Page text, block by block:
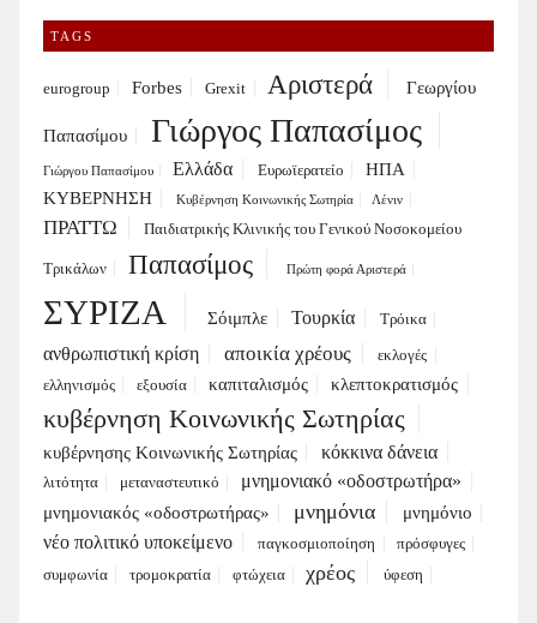
TAGS
eurogroup Forbes Grexit Αριστερά Γεωργίου
Παπασίμου Γιώργος Παπασίμος
Γιώργου Παπασίμου Ελλάδα Ευρωϊερατείο
ΗΠΑ
ΚΥΒΕΡΝΗΣΗ
Κυβέρνηση Κοινωνικής Σωτηρία Λένιν
ΠΡΑΤΤΩ Παιδιατρικής Κλινικής του Γενικού Νοσοκομείου
Τρικάλων Παπασίμος Πρώτη φορά Αριστερά
ΣΥΡΙΖΑ Σόιμπλε Τουρκία Τρόικα
ανθρωπιστική κρίση αποικία χρέους
εκλογές
ελληνισμός
εξουσία καπιταλισμός κλεπτοκρατισμός
κυβέρνηση Κοινωνικής Σωτηρίας
κυβέρνησης Κοινωνικής Σωτηρίας κόκκινα δάνεια
λιτότητα μεταναστευτικό μνημονιακό «οδοστρωτήρα»
μνημονιακός «οδοστρωτήρας» μνημόνια μνημόνιο
νέο πολιτικό υποκείμενο παγκοσμιοποίηση
πρόσφυγες
συμφωνία
τρομοκρατία φτώχεια χρέος ύφεση